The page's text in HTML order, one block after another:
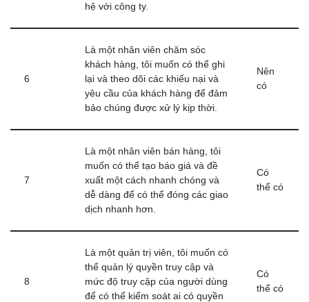
hệ với công ty.
6
Là một nhân viên chăm sóc
khách hàng, tôi muốn có thể ghi
lại và theo dõi các khiếu nại và
yêu cầu của khách hàng để đảm
bảo chúng được xử lý kịp thời.
Nên
có
7
Là một nhân viên bán hàng, tôi
muốn có thể tạo báo giá và đề
xuất một cách nhanh chóng và
dễ dàng để có thể đóng các giao
dịch nhanh hơn.
Có
thể có
8
Là một quản trị viên, tôi muốn có
thể quản lý quyền truy cập và
mức độ truy cập của người dùng
để có thể kiểm soát ai có quyền
Có
thể có